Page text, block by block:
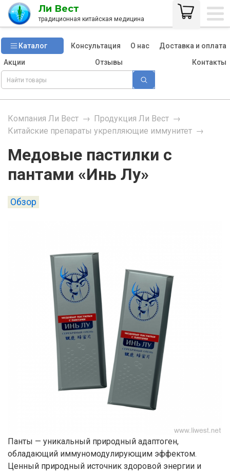
Ли Вест
традиционная китайская медицина
Каталог Консультация О нас
Доставка и оплата
Акции
Отзывы Контакты
Компания Ли Вест → Продукция Ли Вест →
Китайские препараты укрепляющие иммунитет →
Медовые пастилки с
пантами «Инь Лу»
Обзор
Панты — уникальный природный адаптоген,
обладающий иммуномодулирующим эффектом.
Ценный природный источник здоровой энергии и